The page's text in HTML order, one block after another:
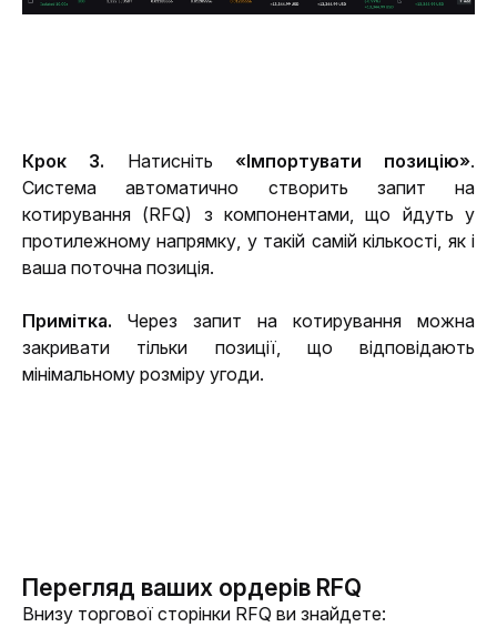
Крок 3. Натисніть «Імпортувати позицію».
Система автоматично створить запит на
котирування (RFQ) з компонентами, що йдуть у
протилежному напрямку, у такій самій кількості, як і
ваша поточна позиція.
Примітка. Через запит на котирування можна
закривати тільки позиції, що відповідають
мінімальному розміру угоди.
Перегляд ваших ордерів RFQ
Внизу торгової сторінки RFQ ви знайдете: